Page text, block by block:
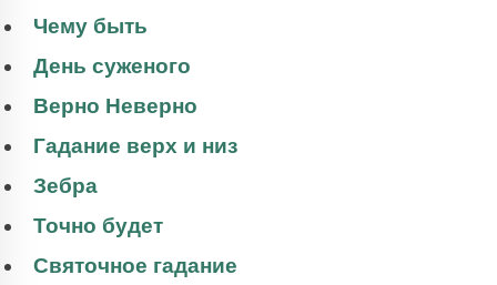
Чему быть
День суженого
Верно Неверно
Гадание верх и низ
Зебра
Точно будет
Святочное гадание